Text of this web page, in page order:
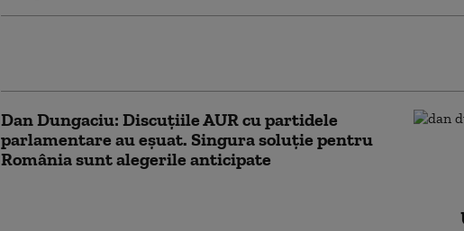
Dan Dungaciu: Discuțiile AUR cu partidele
parlamentare au eșuat. Singura soluție pentru
România sunt alegerile anticipate